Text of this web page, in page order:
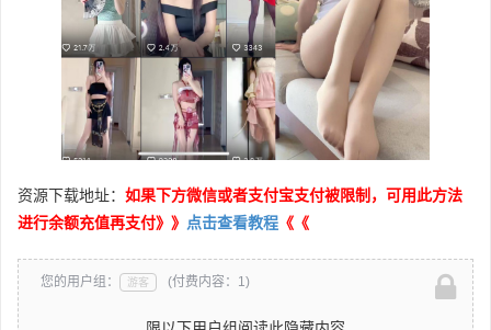
资源下载地址： 如果下方微信或者支付宝支付被限制，可用此方法
进行余额充值再支付》》 点击查看教程 《《
您的用户组： 游客 (付费内容：1)